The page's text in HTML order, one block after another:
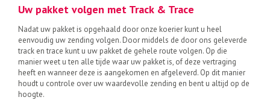
Uw pakket volgen met Track & Trace
Nadat uw pakket is opgehaald door onze koerier kunt u heel
eenvoudig uw zending volgen. Door middels de door ons geleverde
track en trace kunt u uw pakket de gehele route volgen. Op die
manier weet u ten alle tijde waar uw pakket is, of deze vertraging
heeft en wanneer deze is aangekomen en afgeleverd. Op dit manier
houdt u controle over uw waardevolle zending en bent u altijd op de
hoogte.